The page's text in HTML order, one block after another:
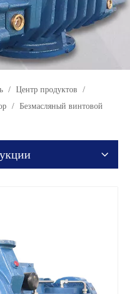
/ Центр продуктов
/
/ Безмасляный винтовой